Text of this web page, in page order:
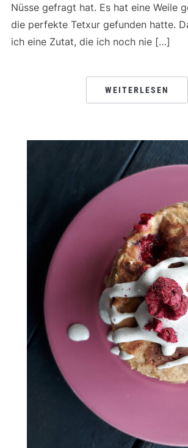
Nüsse gefragt hat. Es hat eine Weile
die perfekte Tetxur gefunden hatte.
ich eine Zutat, die ich noch nie […]
WEITERLESEN